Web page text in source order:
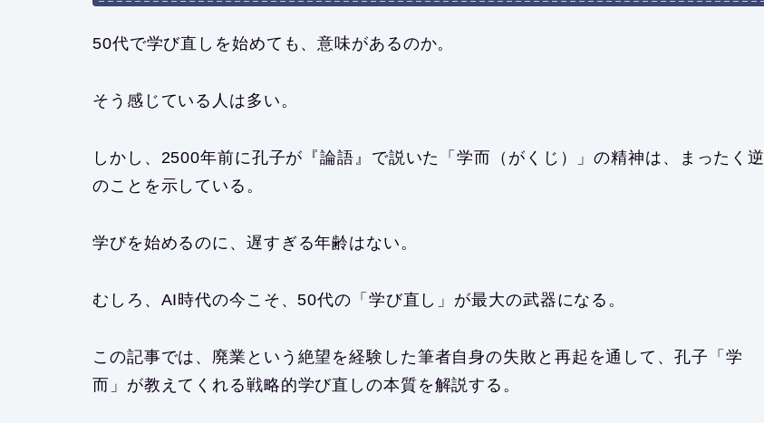
50代で学び直しを始めても、意味があるのか。
そう感じている人は多い。
しかし、2500年前に孔子が『論語』で説いた「学而（がくじ）」の精神は、まったく逆
のことを示している。
学びを始めるのに、遅すぎる年齢はない。
むしろ、AI時代の今こそ、50代の「学び直し」が最大の武器になる。
この記事では、廃業という絶望を経験した筆者自身の失敗と再起を通して、孔子「学
而」が教えてくれる戦略的学び直しの本質を解説する。